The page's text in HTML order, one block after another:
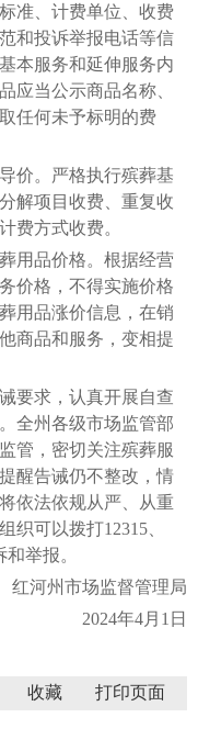
准、计费单位、收费
和投诉举报电话等信
本服务和延伸服务内
应当公示商品名称、
任何未予标明的费
。严格执行殡葬基
解项目收费、重复收
费方式收费。
品价格。根据经营
价格，不得实施价格
用品涨价信息，在销
商品和服务，变相提
求，认真开展自查
全州各级市场监管部
管，密切关注殡葬服
醒告诫仍不整改，情
依法依规从严、从重
织可以拨打12315、
举报。
河州市场监督管理局
2024年4月1日
收藏